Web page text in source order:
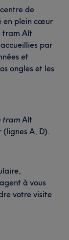
de
en plein cœur
tram Alt
par
et
ongles et les
tram Alt
(lignes A, D).
à vous
votre visite